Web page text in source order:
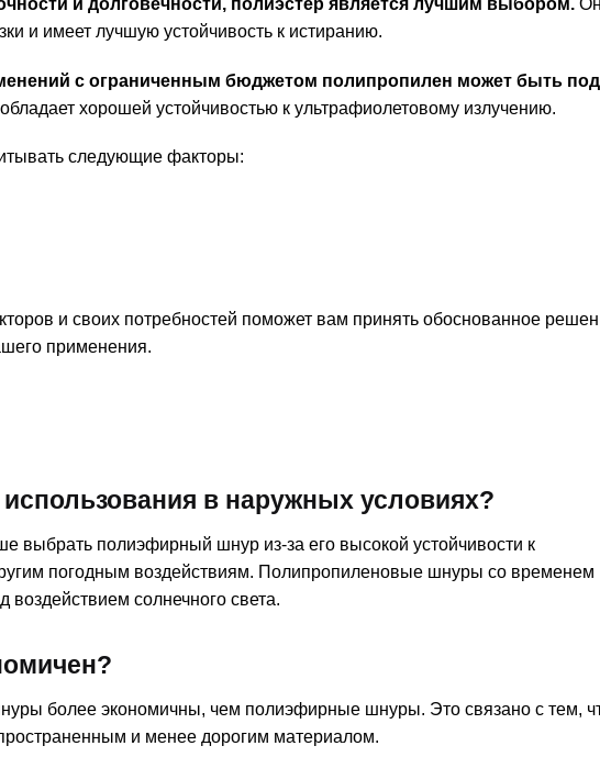
и долговечности, полиэстер является лучшим выбором.
и имеет лучшую устойчивость к истиранию.
с ограниченным бюджетом полипропилен может быть
хорошей устойчивостью к ультрафиолетовому излучению.
следующие факторы:
и своих потребностей поможет вам принять обоснованное
применения.
в наружных условиях?
выбрать полиэфирный шнур из-за его высокой устойчивости к
погодным воздействиям. Полипропиленовые шнуры со временем
воздействием солнечного света.
более экономичны, чем полиэфирные шнуры. Это связано с тем,
и менее дорогим материалом.